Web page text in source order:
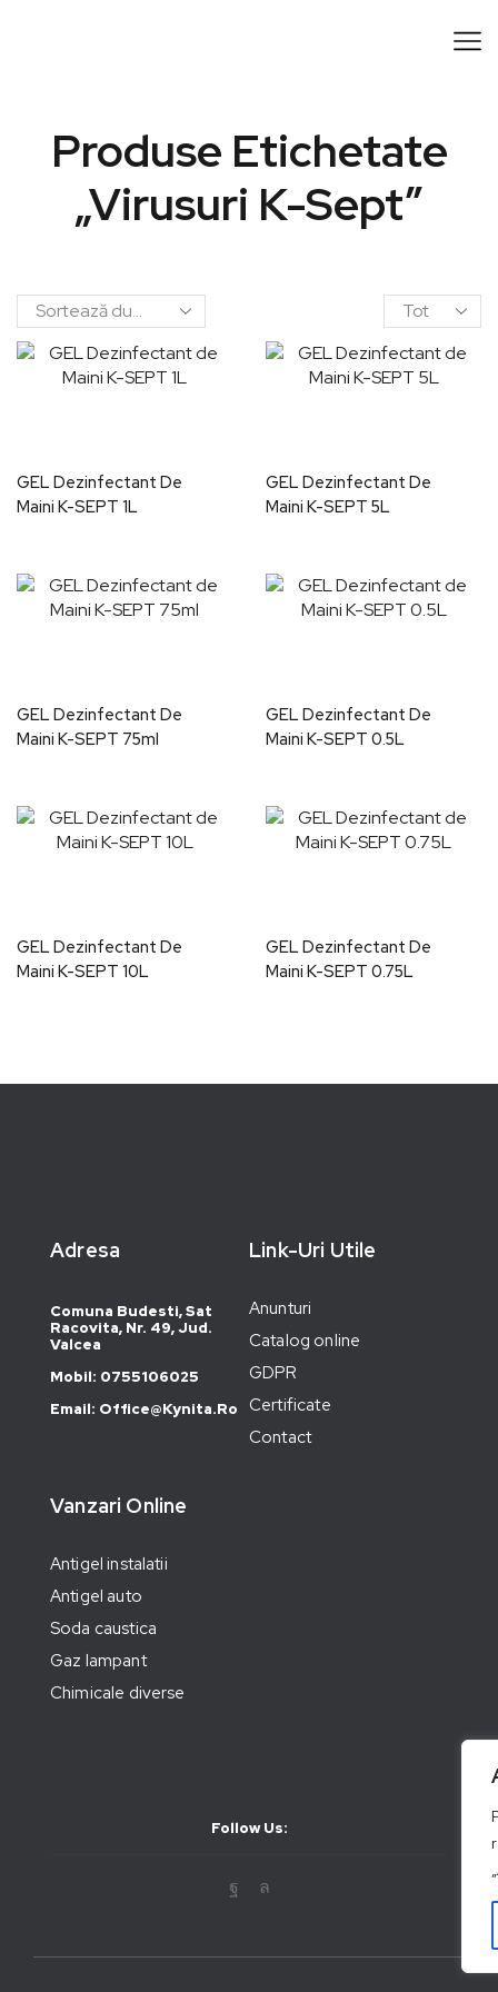
Produse Etichetate
„virusuri K-Sept”
GEL Dezinfectant De
Maini K-SEPT 1L
GEL Dezinfectant De
Maini K-SEPT 5L
GEL Dezinfectant De
Maini K-SEPT 75ml
GEL Dezinfectant De
Maini K-SEPT 0.5L
GEL Dezinfectant De
Maini K-SEPT 10L
GEL Dezinfectant De
Maini K-SEPT 0.75L
Adresa
Comuna Budesti, Sat
Racovita, Nr. 49, Jud.
Valcea
Mobil: 0755106025
Email: Office@kynita.ro
Link-Uri Utile
Anunturi
Catalog online
GDPR
Certificate
Contact
Vanzari Online
Antigel instalatii
Antigel auto
Soda caustica
Gaz lampant
Chimicale diverse
Follow Us: